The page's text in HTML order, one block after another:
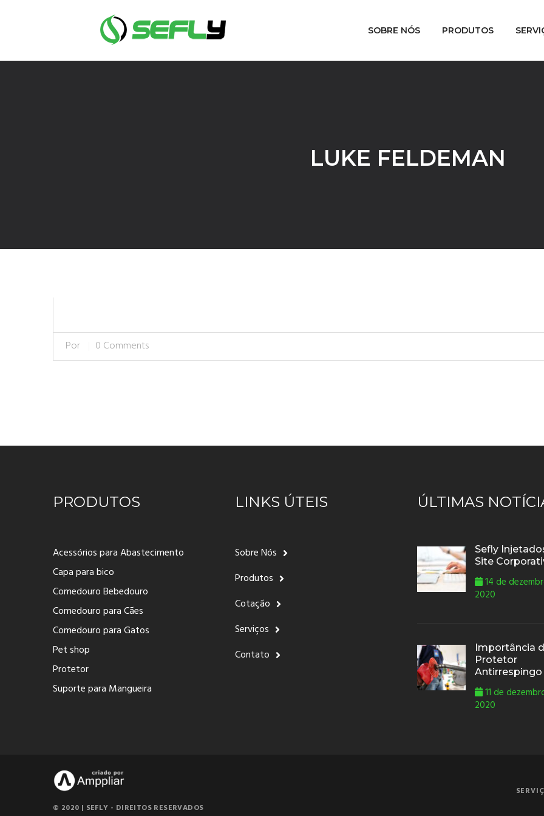
SOBRE NÓS PRODUTOS
LUKE FELDEMAN
Por 0 Comments
PRODUTOS
Acessórios para Abastecimento
Capa para bico
Comedouro Bebedouro
Comedouro para Cães
Comedouro para Gatos
Pet shop
Protetor
Suporte para Mangueira
LINKS ÚTEIS
Sobre Nós
Produtos
Cotação
Serviços
Contato
ÚLTIMAS
Sefly
Site
14 de
2020
Importância
Protetor
Antirrespingo
11 de
2020
© 2020 | SEFLY - DIREITOS RESERVADOS